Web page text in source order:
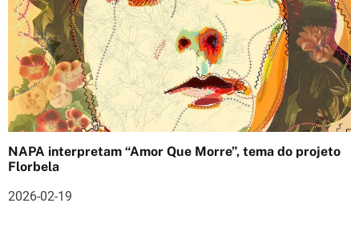
NAPA interpretam “Amor Que Morre”, tema do projeto
Florbela
2026-02-19